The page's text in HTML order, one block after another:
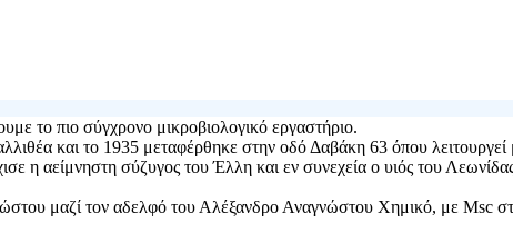
το πιο σύγχρονο μικροβιολογικό εργαστήριο.
και το 1935 μεταφέρθηκε στην οδό Δαβάκη 63 όπου
η αείμνηστη σύζυγος του Έλλη και εν συνεχεία ο υιός του
μαζί τον αδελφό του Αλέξανδρο Αναγνώστου Χημικό, με Msc